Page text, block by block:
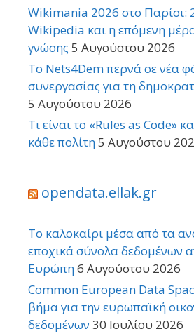
Wikimania 2026 στο Παρίσι:
Wikipedia και η επόμενη
γνώσης 5 Αυγούστου 2026
Το Nets4Dem περνά σε νέα
συνεργασίας για τη
5 Αυγούστου 2026
Τι είναι το «Rules as Code»
κάθε πολίτη5 Αυγούστου
opendata.ellak.gr
Το καλοκαίρι μέσα από τα
εποχικά σύνολα δεδομένων
Ευρώπη6 Αυγούστου 2026
Common European Data
βήμα για την ευρωπαϊκή
δεδομένων 30 Ιουλίου 2026